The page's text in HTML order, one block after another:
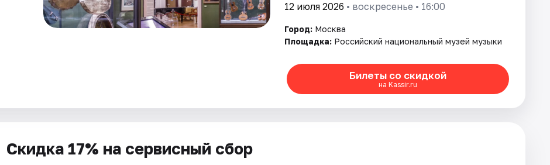
12 июля 2026 • воскресенье • 16:00
Город: Москва
Площадка: Российский национальный музей музыки
Билеты со скидкой
на Kassir.ru
Скидка 17% на сервисный сбор